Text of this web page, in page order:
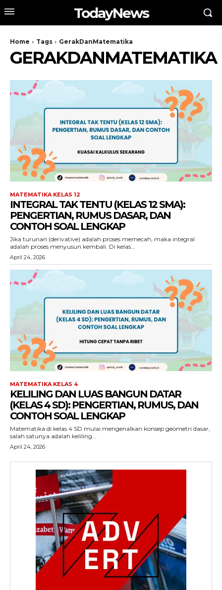
TodayNews
Home Tags GerakDanMatematika
GERAKDANMATEMATIKA
MATEMATIKA KELAS 12
INTEGRAL TAK TENTU (KELAS 12 SMA):
PENGERTIAN, RUMUS DASAR, DAN
CONTOH SOAL LENGKAP
Jika turunan (derivative) adalah proses memecah, maka integral
adalah proses menyusun kembali. Di kelas...
April 24, 2026
MATEMATIKA KELAS 4
KELILING DAN LUAS BANGUN DATAR
(KELAS 4 SD): PENGERTIAN, RUMUS, DAN
CONTOH SOAL LENGKAP
Matematika di kelas 4 SD mulai mengenalkan konsep geometri dasar,
salah satunya adalah keliling...
April 24, 2026